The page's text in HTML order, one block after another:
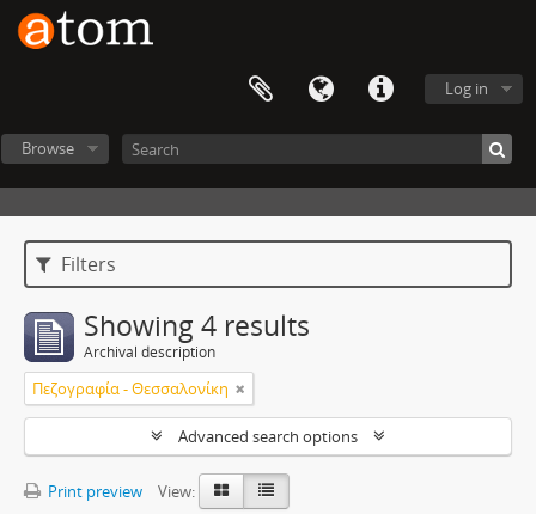
Log in
Browse
Filters
Showing 4 results
Archival description
Πεζογραφία - Θεσσαλονίκη
Advanced search options
Print preview
View: